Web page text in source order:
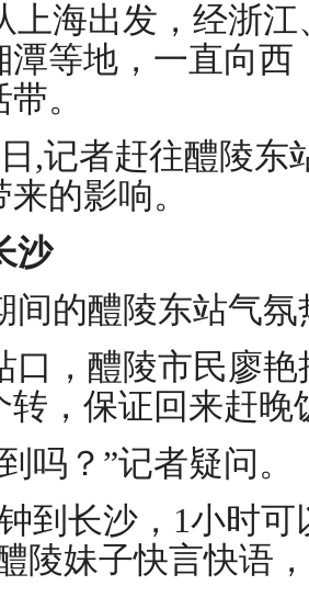
上海出发，经浙
潭等地，一直向
。
,记者赶往醴陵
的影响。
沙
间的醴陵东站气
口，醴陵市民廖
转，保证回来赶晚
吗？”记者疑问。
到长沙，1小时
陵妹子快言快语